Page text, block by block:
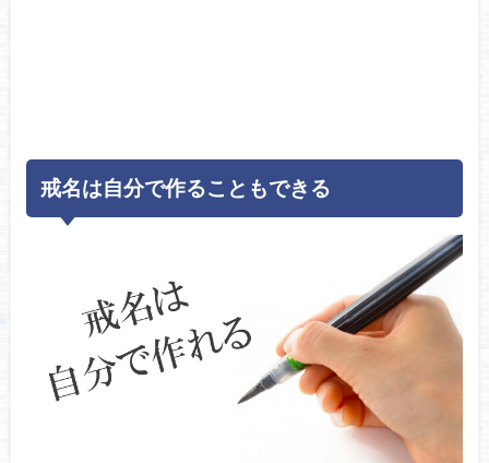
戒名は自分で作ることもできる